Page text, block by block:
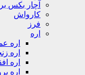
آچار بکس
کارواش
فرز
اره
اره
اره
اره
اره